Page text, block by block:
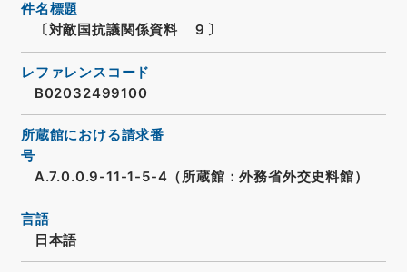
件名標題
〔対敵国抗議関係資料 ９〕
レファレンスコード
B02032499100
所蔵館における請求番
号
A.7.0.0.9-11-1-5-4（所蔵館：外務省外交史料館）
言語
日本語